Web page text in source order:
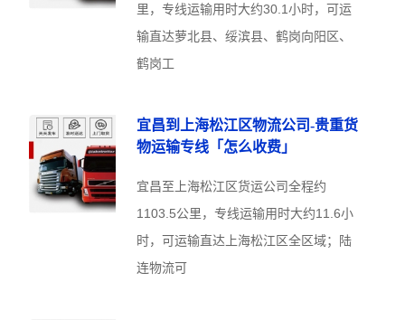
里，专线运输用时大约30.1小时，可运
输直达萝北县、绥滨县、鹤岗向阳区、
鹤岗工
宜昌到上海松江区物流公司-贵重货
物运输专线「怎么收费」
宜昌至上海松江区货运公司全程约
1103.5公里，专线运输用时大约11.6小
时，可运输直达上海松江区全区域；陆
连物流可